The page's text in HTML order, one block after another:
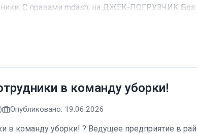
С правами mdash; на ДЖЕК-ПОГРУЗЧИК Без
в команду уборки!
Опубликовано: 19.06.2026
в команду уборки! ? Ведущее предприятие в